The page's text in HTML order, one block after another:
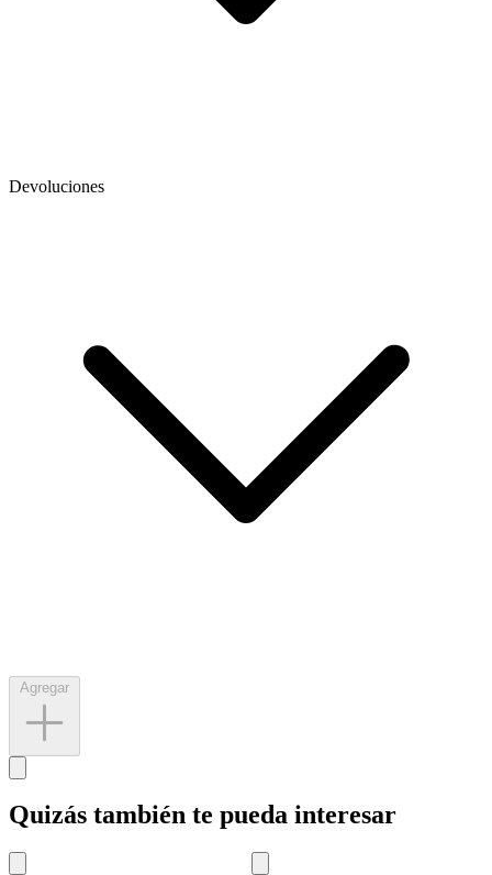
Devoluciones
Quizás también te pueda interesar